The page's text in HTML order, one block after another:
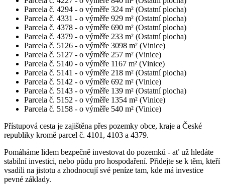
Parcela č. 4294 - o výměře 324 m² (Ostatní plocha)
Parcela č. 4331 - o výměře 929 m² (Ostatní plocha)
Parcela č. 4378 - o výměře 690 m² (Ostatní plocha)
Parcela č. 4379 - o výměře 233 m² (Ostatní plocha)
Parcela č. 5126 - o výměře 3098 m² (Vinice)
Parcela č. 5127 - o výměře 257 m² (Vinice)
Parcela č. 5140 - o výměře 1167 m² (Vinice)
Parcela č. 5141 - o výměře 218 m² (Ostatní plocha)
Parcela č. 5142 - o výměře 692 m² (Vinice)
Parcela č. 5143 - o výměře 139 m² (Ostatní plocha)
Parcela č. 5152 - o výměře 1354 m² (Vinice)
Parcela č. 5158 - o výměře 540 m² (Vinice)
Přístupová cesta je zajištěna přes pozemky obce, kraje a České
republiky kromě parcel č. 4101, 4103 a 4379.
Pomáháme lidem bezpečně investovat do pozemků - ať už hledáte
stabilní investici, nebo půdu pro hospodaření. Přidejte se k těm, kteří
vsadili na jistotu a zhodnocují své peníze tam, kde má investice
pevné základy.